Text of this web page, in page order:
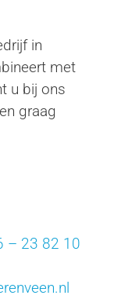
in
met
u bij ons
graag
– 23 82 10